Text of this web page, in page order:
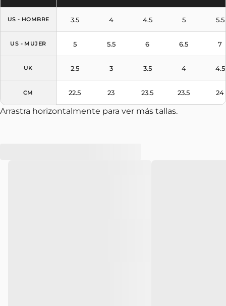
US - HOMBRE
US - MUJER
UK
CM
3.5 4 4.5 5 5.5
5 5.5 6 6.5 7
2.5 3 3.5 4 4.5
22.5 23 23.5 23.5 24
Arrastra horizontalmente para ver más tallas.